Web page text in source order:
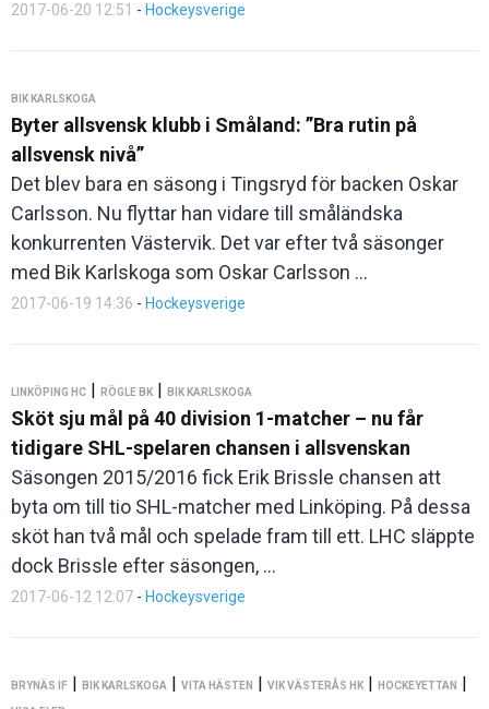
2017-06-20 12:51 - Hockeysverige
BIK KARLSKOGA
Byter allsvensk klubb i Småland: ”Bra rutin på
allsvensk nivå”
Det blev bara en säsong i Tingsryd för backen Oskar
Carlsson. Nu flyttar han vidare till småländska
konkurrenten Västervik. Det var efter två säsonger
med Bik Karlskoga som Oskar Carlsson ...
2017-06-19 14:36 - Hockeysverige
LINKÖPING HC | RÖGLE BK | BIK KARLSKOGA
Sköt sju mål på 40 division 1-matcher – nu får
tidigare SHL-spelaren chansen i allsvenskan
Säsongen 2015/2016 fick Erik Brissle chansen att
byta om till tio SHL-matcher med Linköping. På dessa
sköt han två mål och spelade fram till ett. LHC släppte
dock Brissle efter säsongen, ...
2017-06-12 12:07 - Hockeysverige
BRYNÄS IF | BIK KARLSKOGA | VITA HÄSTEN | VIK VÄSTERÅS HK | HOCKEYETTAN |